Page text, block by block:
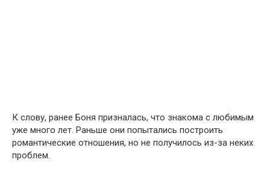
К слову, ранее Боня призналась, что знакома с любимым
уже много лет. Раньше они попытались построить
романтические отношения, но не получилось из-за неких
проблем.